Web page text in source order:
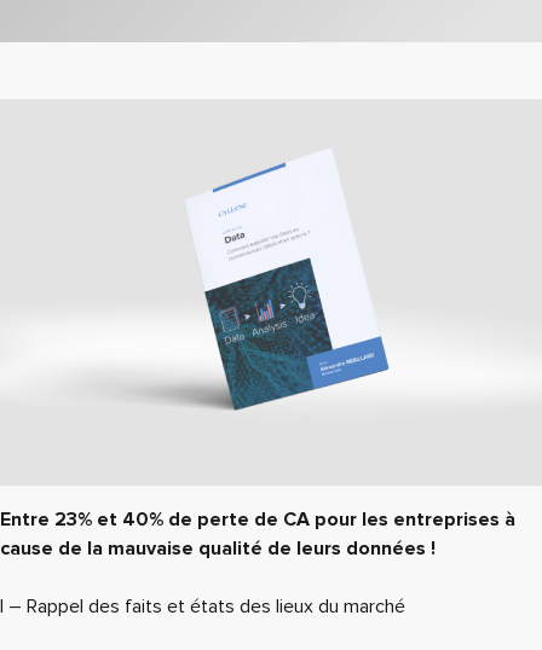
Entre 23% et 40% de perte de CA pour les entreprises à
cause de la mauvaise qualité de leurs données !
I – Rappel des faits et états des lieux du marché